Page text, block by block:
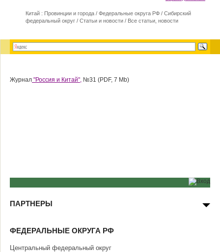
Китай : Провинции и города / Федеральные округа РФ / Сибирский
федеральный округ / Статьи и новости / Все статьи, новости
Журнал "Россия и Китай", №31 (PDF, 7 Mb)
ПАРТНЕРЫ
ФЕДЕРАЛЬНЫЕ ОКРУГА РФ
Центральный федеральный округ